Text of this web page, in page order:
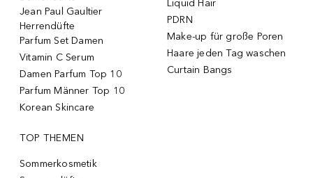
Jean Paul Gaultier
Herrendüfte
Parfum Set Damen
Vitamin C Serum
Damen Parfum Top 10
Parfum Männer Top 10
Korean Skincare
Liquid Hair
PDRN
Make-up für große Poren
Haare jeden Tag waschen
Curtain Bangs
TOP THEMEN
Sommerkosmetik